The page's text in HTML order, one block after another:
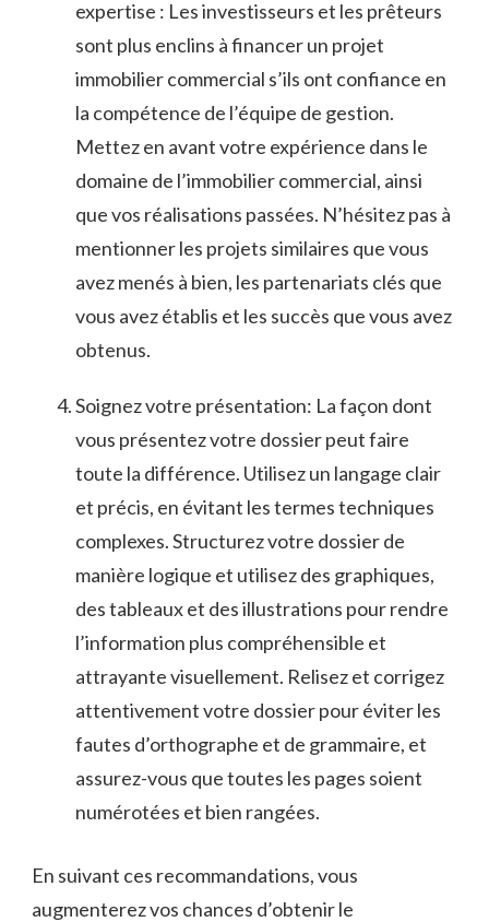
expertise : Les investisseurs et les prêteurs
‌sont plus enclins ⁤à ⁢financer⁣ un⁤ projet
immobilier commercial s’ils ont confiance⁣ en
la compétence de l’équipe de gestion.
Mettez en avant votre expérience dans le
domaine de l’immobilier commercial, ⁣ainsi
que ⁣vos réalisations passées. ‍N’hésitez pas à
mentionner les ⁣projets similaires​ que⁣ vous
avez menés ⁢à bien,⁣ les partenariats clés que
vous avez établis et les succès que‌ vous avez
obtenus.
Soignez votre⁣ présentation: La façon dont
‌vous présentez votre dossier⁣ peut faire
toute la différence. Utilisez un​ langage clair‌
et⁣ précis, en⁢ évitant les ‌termes ‍techniques
complexes. Structurez votre dossier de
manière ⁤logique ⁣et utilisez des graphiques,⁢
des tableaux et ⁢des illustrations pour rendre
l’information plus ​compréhensible et⁣
attrayante visuellement. Relisez et‌ corrigez
attentivement votre dossier pour éviter les
fautes d’orthographe et de grammaire, et
assurez-vous que toutes les pages soient
numérotées ⁢et bien⁤ rangées.
En suivant​ ces recommandations, vous
‍augmenterez vos⁣ chances d’obtenir le